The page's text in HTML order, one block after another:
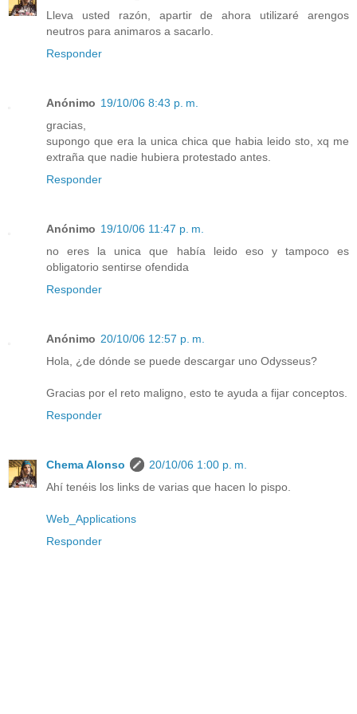
Lleva usted razón, apartir de ahora utilizaré arengos
neutros para animaros a sacarlo.
Responder
Anónimo 19/10/06 8:43 p. m.
gracias,
supongo que era la unica chica que habia leido sto, xq me
extraña que nadie hubiera protestado antes.
Responder
Anónimo 19/10/06 11:47 p. m.
no eres la unica que había leido eso y tampoco es
obligatorio sentirse ofendida
Responder
Anónimo 20/10/06 12:57 p. m.
Hola, ¿de dónde se puede descargar uno Odysseus?
Gracias por el reto maligno, esto te ayuda a fijar conceptos.
Responder
Chema Alonso
20/10/06 1:00 p. m.
Ahí tenéis los links de varias que hacen lo pispo.
Web_Applications
Responder